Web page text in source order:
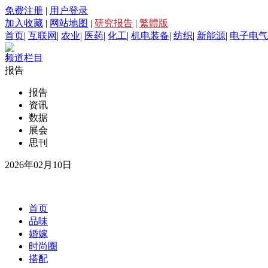
免费注册 | 用户登录
加入收藏 | 网站地图 | 研究报告 | 繁體版
首页| 互联网 | 农业| 医药| 化工| 机电装备| 纺织| 新能源| 电子电气
频道栏目
报告
报告
资讯
数据
展会
思刊
2026年02月10日
首页
品味
婚嫁
时尚圈
搭配